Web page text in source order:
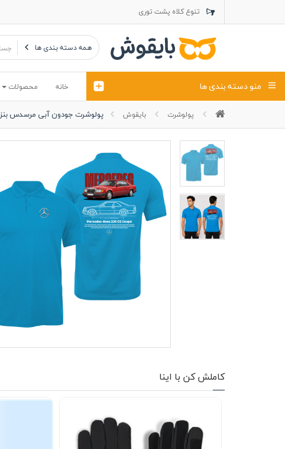
تنوع کلاه پشت توری
تنوع کلاه کتان
تنوع تراول ماک
همه دسته بندی ها
خانه محصولات منو دسته بندی ها
پولوشرت آستین بلند
پولوشرت بایقوش پولوشرت جودون آبی مرسدس بنز 230CE
کاملش کن با اینا